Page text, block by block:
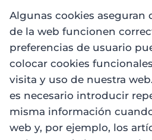
Algunas cookies aseguran
de la web funcionen
preferencias de usuario
colocar cookies
visita y uso de nuestra
es necesario introducir
misma información
web y, por ejemplo, los